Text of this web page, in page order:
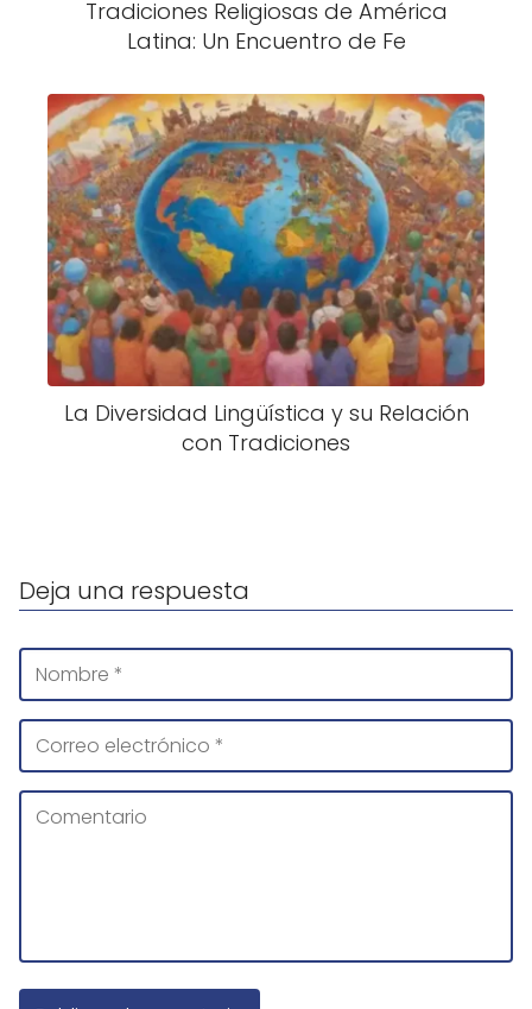
Tradiciones Religiosas de América
Latina: Un Encuentro de Fe
La Diversidad Lingüística y su Relación
con Tradiciones
Deja una respuesta